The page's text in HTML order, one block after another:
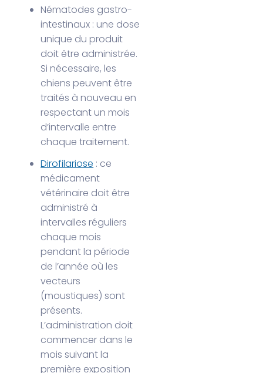
Nématodes gastro-
intestinaux : une dose
unique du produit
doit être administrée.
Si nécessaire, les
chiens peuvent être
traités à nouveau en
respectant un mois
d’intervalle entre
chaque traitement.
Dirofilariose : ce
médicament
vétérinaire doit être
administré à
intervalles réguliers
chaque mois
pendant la période
de l’année où les
vecteurs
(moustiques) sont
présents.
L’administration doit
commencer dans le
mois suivant la
première exposition